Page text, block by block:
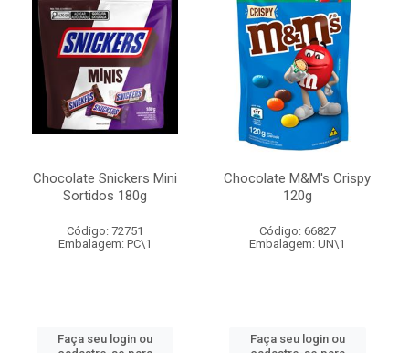
Chocolate Snickers Mini
Sortidos 180g
Código: 72751
Embalagem: PC\1
Faça seu login ou
Chocolate M&M's Crispy
120g
Código: 66827
Embalagem: UN\1
Faça seu login ou